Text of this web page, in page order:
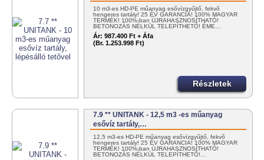
10 m3-es HD-PE műanyag esővízgyűjtő, fekvő
hengeres tartály! 25 ÉV GARANCIA! 100% MAGYAR
TERMÉK! 100%-ban ÚJRAHASZNOSÍTHATÓ!
BETONOZÁS NÉLKÜL TELEPÍTHETŐ! ÉME…
Ár: 987.400 Ft + Áfa
(Br. 1.253.998 Ft)
Részletek
7.9 ** UNITANK - 12,5 m3 -es műanyag
esővíz tartály,…
12,5 m3-es HD-PE műanyag esővízgyűjtő, fekvő
hengeres tartály! 25 ÉV GARANCIA! 100% MAGYAR
TERMÉK! 100%-ban ÚJRAHASZNOSÍTHATÓ!
BETONOZÁS NÉLKÜL TELEPÍTHETŐ!…